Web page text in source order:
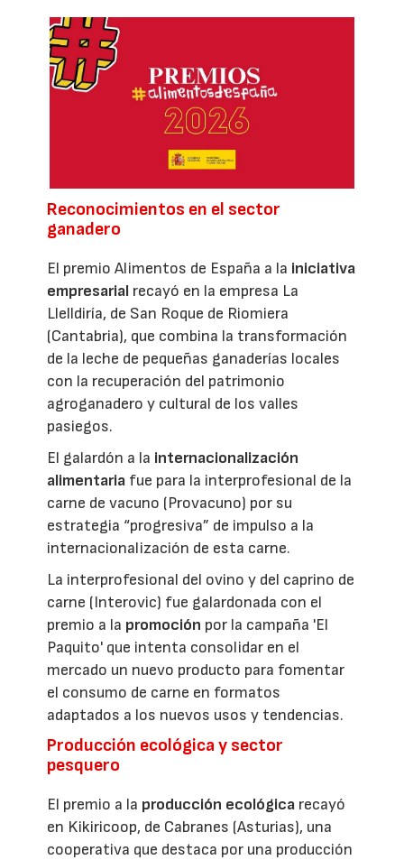
Reconocimientos en el sector
ganadero
El premio Alimentos de España a la iniciativa
empresarial recayó en la empresa La
Llelldiría, de San Roque de Riomiera
(Cantabria), que combina la transformación
de la leche de pequeñas ganaderías locales
con la recuperación del patrimonio
agroganadero y cultural de los valles
pasiegos.
El galardón a la internacionalización
alimentaria fue para la interprofesional de la
carne de vacuno (Provacuno) por su
estrategia “progresiva” de impulso a la
internacionalización de esta carne.
La interprofesional del ovino y del caprino de
carne (Interovic) fue galardonada con el
premio a la promoción por la campaña 'El
Paquito' que intenta consolidar en el
mercado un nuevo producto para fomentar
el consumo de carne en formatos
adaptados a los nuevos usos y tendencias.
Producción ecológica y sector
pesquero
El premio a la producción ecológica recayó
en Kikiricoop, de Cabranes (Asturias), una
cooperativa que destaca por una producción